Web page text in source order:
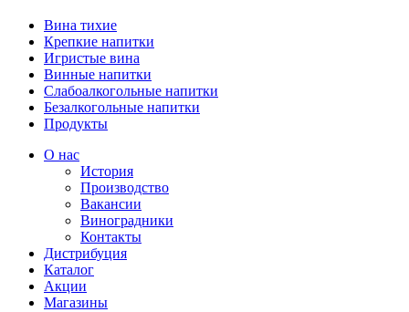
Вина тихие
Крепкие напитки
Игристые вина
Винные напитки
Слабоалкогольные напитки
Безалкогольные напитки
Продукты
О нас
История
Производство
Вакансии
Виноградники
Контакты
Дистрибуция
Каталог
Акции
Магазины